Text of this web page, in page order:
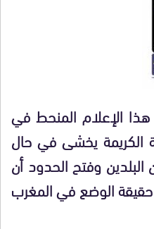
الإعلام المنحط في
الكريمة يخشى في حال
وفتح الحدود أن
الوضع في المغرب